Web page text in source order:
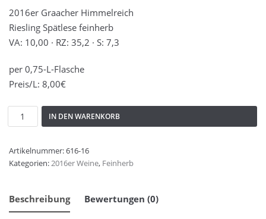
2012er Weine
(4)
2011er Weine (3)
Schatzkiste (6)
Sekt (3)
Winterweine
2016er Graacher Himmelreich
Riesling Spätlese feinherb
VA: 10,00 · RZ: 35,2 · S: 7,3
per 0,75-L-Flasche
Preis/L: 8,00€
IN DEN WARENKORB
Artikelnummer:616-16
Kategorien:2016er Weine, Feinherb
Beschreibung Bewertungen (0)